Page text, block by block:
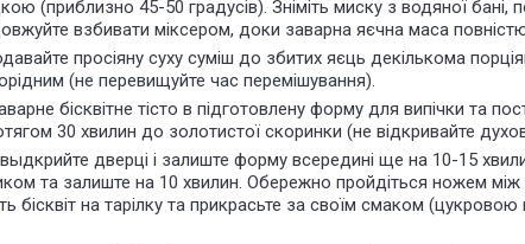
(приблизно 45-50 градусів). Зніміть миску з водяної
взбивати міксером, доки заварна яєчна маса
просіяну суху суміш до збитих яєць декількома
(не перевищуйте час перемішування).
бісквітне тісто в підготовлену форму для випічки та
30 хвилин до золотистої скоринки (не відкривайте
выдкрийте дверці і залиште форму всередині ще на 10-15
та залиште на 10 хвилин. Обережно пройдіться ножем між
бісквіт на тарілку та прикрасьте за своїм смаком